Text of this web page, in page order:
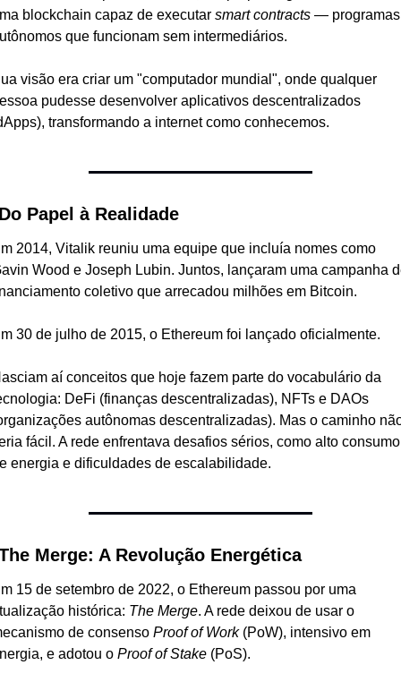
blockchain capaz de executar smart contracts — programas
que funcionam sem intermediários.
visão era criar um "computador mundial", onde qualquer
pudesse desenvolver aplicativos descentralizados
transformando a internet como conhecemos.
Papel à Realidade
2014, Vitalik reuniu uma equipe que incluía nomes como
Wood e Joseph Lubin. Juntos, lançaram uma campanha
coletivo que arrecadou milhões em Bitcoin.
30 de julho de 2015, o Ethereum foi lançado oficialmente.
aí conceitos que hoje fazem parte do vocabulário da
DeFi (finanças descentralizadas), NFTs e DAOs
autônomas descentralizadas). Mas o caminho
fácil. A rede enfrentava desafios sérios, como alto consumo
energia e dificuldades de escalabilidade.
Merge: A Revolução Energética
15 de setembro de 2022, o Ethereum passou por uma
histórica: The Merge. A rede deixou de usar o
de consenso Proof of Work (PoW), intensivo em
e adotou o Proof of Stake (PoS).